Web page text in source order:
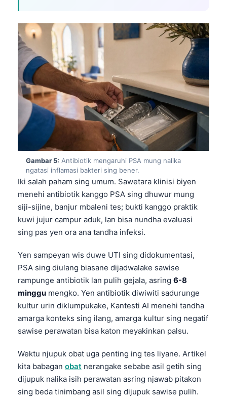
Gambar 5: Antibiotik mengaruhi PSA mung nalika
ngatasi inflamasi bakteri sing bener.
Iki salah paham sing umum. Sawetara klinisi biyen
menehi antibiotik kanggo PSA sing dhuwur mung
siji-sijine, banjur mbaleni tes; bukti kanggo praktik
kuwi jujur campur aduk, lan bisa nundha evaluasi
sing pas yen ora ana tandha infeksi.
Yen sampeyan wis duwe UTI sing didokumentasi,
PSA sing diulang biasane dijadwalake sawise
rampunge antibiotik lan pulih gejala, asring 6-8
minggu mengko. Yen antibiotik diwiwiti sadurunge
kultur urin diklumpukake, Kantesti AI menehi tandha
amarga konteks sing ilang, amarga kultur sing negatif
sawise perawatan bisa katon meyakinkan palsu.
Wektu njupuk obat uga penting ing tes liyane. Artikel
kita babagan obat nerangake sebabe asil getih sing
dijupuk nalika isih perawatan asring njawab pitakon
sing beda tinimbang asil sing dijupuk sawise pulih.